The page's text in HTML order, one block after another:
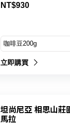
NT$930
立即購買
坦尚尼亞 相思山莊
馬拉